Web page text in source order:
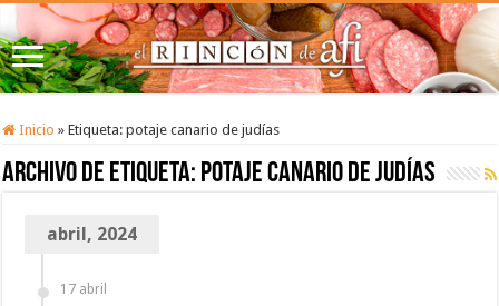
Inicio » Etiqueta:potaje canario de judías
Archivo de etiqueta: potaje canario de judías
abril, 2024
17 abril